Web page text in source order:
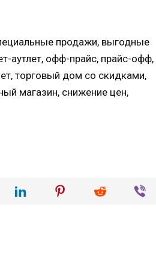
продажи, выгодные
аутлет, офф-прайс, прайс-офф,
торговый дом со скидками,
магазин, снижение цен,